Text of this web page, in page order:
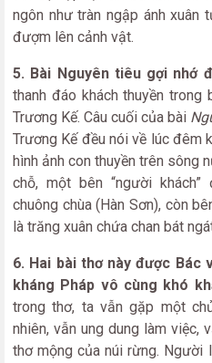
ngôn như tràn ngập ánh xuân
đượm lên cảnh vật.
5. Bài Nguyên tiêu gợi nhớ
thanh đáo khách thuyền trong
Trương Kế. Câu cuối của bài
Trương Kế đều nói về lúc đêm
hình ảnh con thuyền trên sông
chỗ, một bên “người
chuông chùa (Hàn Sơn), còn
là trăng xuân chứa chan bát
6. Hai bài thơ này được Bác
kháng Pháp vô cùng khó
trong thơ, ta vẫn gặp một
nhiên, vẫn ung dung làm việc,
thơ mộng của núi rừng. Người